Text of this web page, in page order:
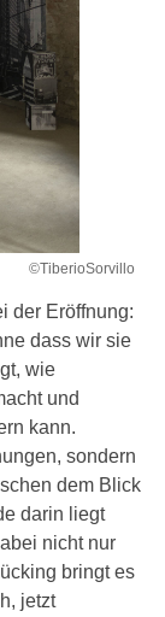
©TiberioSorvillo
der Eröffnung:
dass wir sie
wie
und
kann.
sondern
dem Blick
darin liegt
nicht nur
bringt es
jetzt